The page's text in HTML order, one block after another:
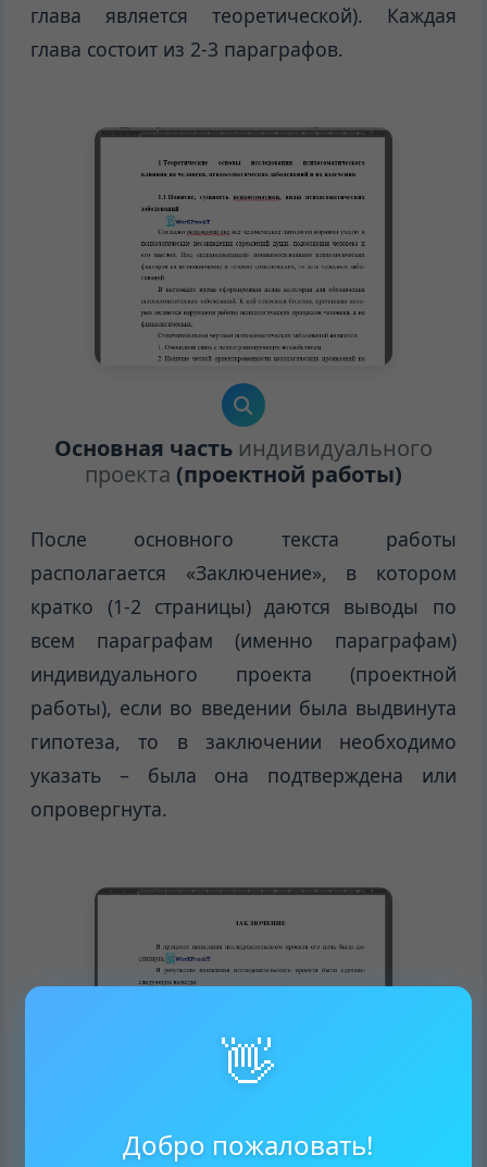
глава является теоретической). Каждая
глава состоит из 2-3 параграфов.
Основная часть индивидуального
проекта (проектной работы)
После основного текста работы
располагается «Заключение», в котором
кратко (1-2 страницы) даются выводы по
всем параграфам (именно параграфам)
индивидуального проекта (проектной
работы), если во введении была выдвинута
гипотеза, то в заключении необходимо
указать – была она подтверждена или
опровергнута.
👋
Добро пожаловать!